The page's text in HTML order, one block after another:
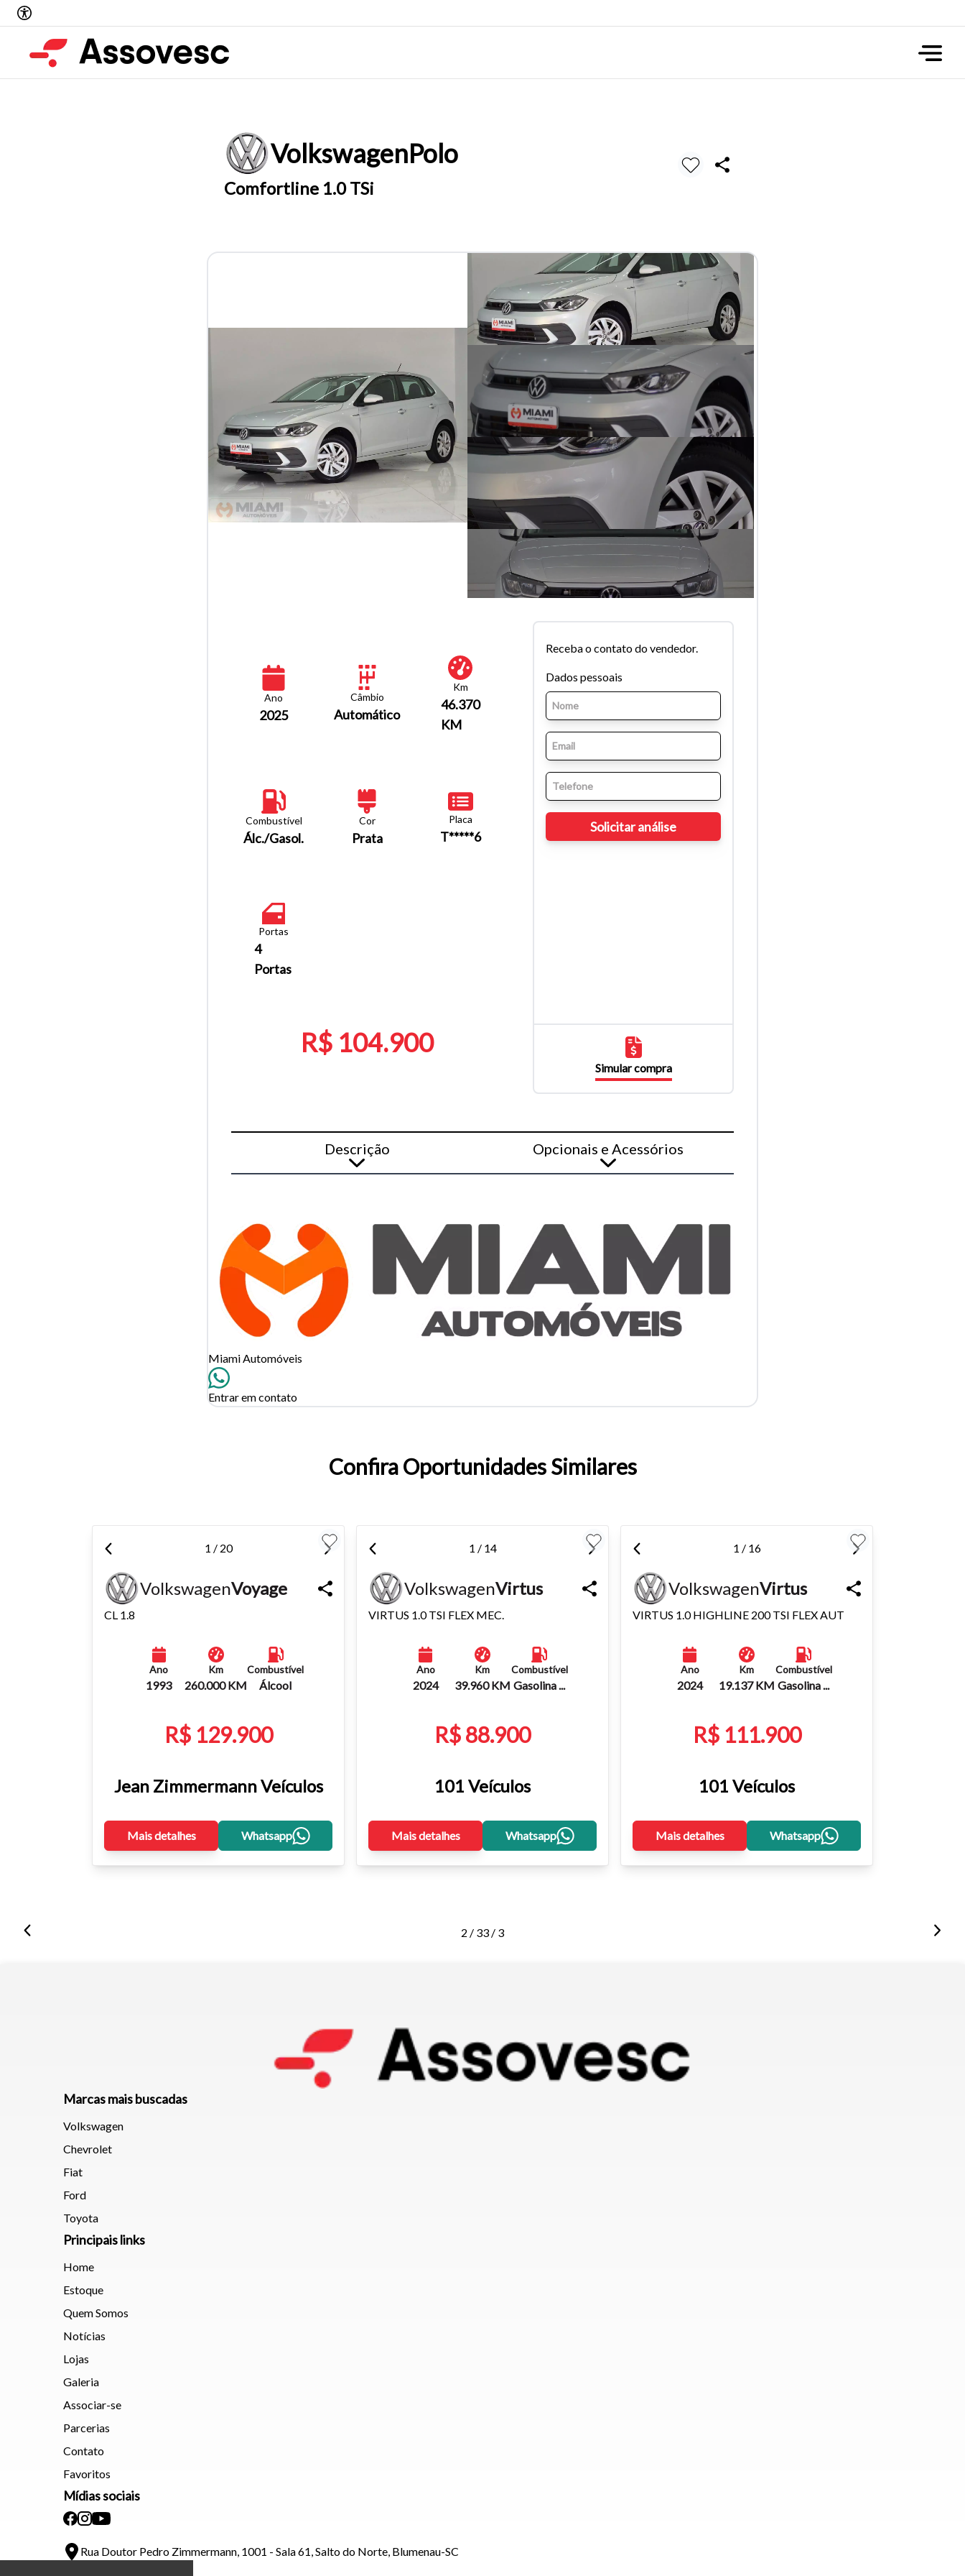
Tamanho do texto
VolkswagenPolo
Comfortline 1.0 TSi
Ano
2025
Câmbio
Automático
Km
46.370
KM
Combustível
Álc./Gasol.
Cor
Prata
Placa
T*****6
Portas
4
Portas
R$ 104.900
Receba o contato do vendedor.
Dados pessoais
Simular compra
Descrição Opcionais e Acessórios
Miami Automóveis
Entrar em contato
Confira Oportunidades Similares
1 / 20
VolkswagenVoyage
CL 1.8
Ano
1993
Km
260.000 KM
Combustível
Álcool
R$ 129.900
Jean Zimmermann Veículos
Mais detalhes Whatsapp
1 / 14
VolkswagenVirtus
VIRTUS 1.0 TSI FLEX MEC.
Ano
2024
Km
39.960 KM
Combustível
Gasolina ...
R$ 88.900
101 Veículos
Mais detalhes Whatsapp
1 / 16
VolkswagenVirtus
VIRTUS 1.0 HIGHLINE 200 TSI FLEX AUT
Ano
2024
Km
19.137 KM
Combustível
Gasolina ...
R$ 111.900
101 Veículos
Mais detalhes Whatsapp
2 / 33 / 3
Marcas mais buscadas
Volkswagen
Chevrolet
Fiat
Ford
Toyota
Principais links
Home
Estoque
Quem Somos
Notícias
Lojas
Galeria
Associar-se
Parcerias
Contato
Favoritos
Mídias sociais
Rua Doutor Pedro Zimmermann, 1001 - Sala 61, Salto do Norte, Blumenau-SC